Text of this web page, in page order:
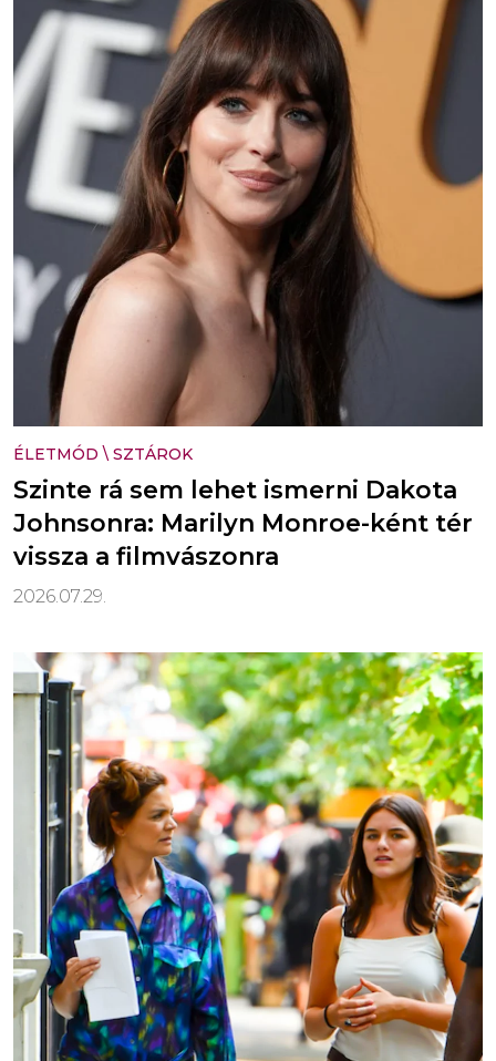
ÉLETMÓD \ SZTÁROK
Szinte rá sem lehet ismerni Dakota
Johnsonra: Marilyn Monroe-ként tér
vissza a filmvászonra
2026.07.29.